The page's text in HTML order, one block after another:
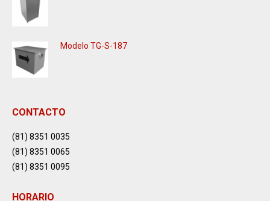
Modelo TG-S-187
CONTACTO
(81) 8351 0035
(81) 8351 0065
(81) 8351 0095
HORARIO